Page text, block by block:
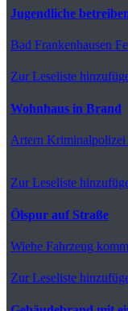
Jugendliche
Bad Frankenhausen
Zur Leseliste
Wohnhaus in Brand
Artern Kriminalpolizei
Zur Leseliste
Ölspur auf Straße
Wiehe Fahrzeug
Zur Leseliste